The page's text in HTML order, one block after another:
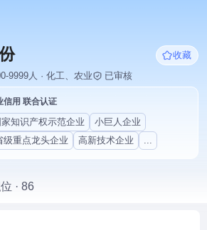
收藏
9999人 · 化工、农业
已审核
信用 联合认证
家知识产权示范企业
小巨人企业
级重点龙头企业
高新技术企业 ...
· 86